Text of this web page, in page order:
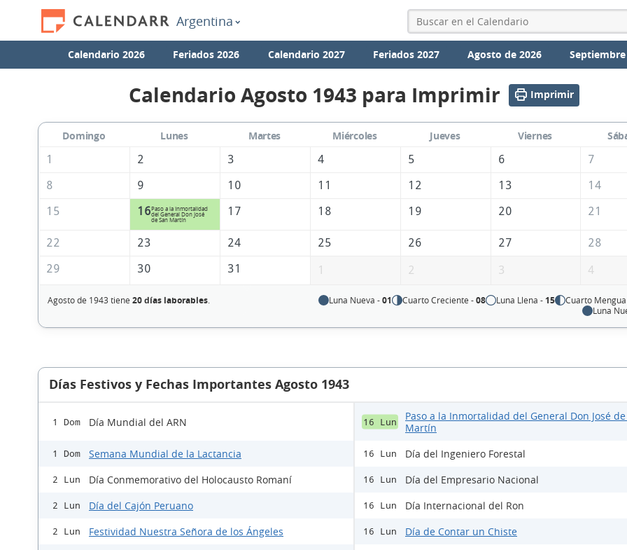
Argentina
Calendario 2026 Feriados 2026 Calendario 2027 Feriados 2027 Agosto de 2026
Calendario Agosto 1943 para Imprimir Imprimir
Domingo Lunes Martes Miércoles Jueves Viernes
1
2 3 4 5 6
7
8
9 10 11 12 13
14
15
16Paso a la Inmortalidad
del General Don José
de San Martín
17 18 19 20 21
22 23 24 25 26 27
28
29
30 31 1 2 3 4
Agosto de 1943 tiene 20 días laborables. Luna Nueva -01 Cuarto Creciente -08 Luna Llena - 15
Cuarto
Luna
Días Festivos y Fechas Importantes Agosto 1943
1 Dom Día Mundial del ARN
1 Dom Semana Mundial de la Lactancia
2 Lun Día Conmemorativo del Holocausto Romaní
2 Lun Día del Cajón Peruano
2 Lun Festividad Nuestra Señora de los Ángeles
16 Lun
Paso a la Inmortalidad del General Don José
Martín
16 Lun Día del Ingeniero Forestal
16 Lun Día del Empresario Nacional
16 Lun Día Internacional del Ron
16 Lun Día de Contar un Chiste